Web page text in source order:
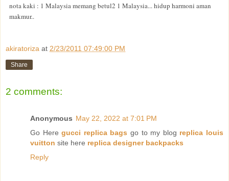
nota kaki : 1 Malaysia memang betul2 1 Malaysia... hidup harmoni aman
makmur..
akiratoriza at 2/23/2011 07:49:00 PM
Share
2 comments:
Anonymous May 22, 2022 at 7:01 PM
Go Heregucci replica bags go to my blog replica louis
vuitton site here replica designer backpacks
Reply